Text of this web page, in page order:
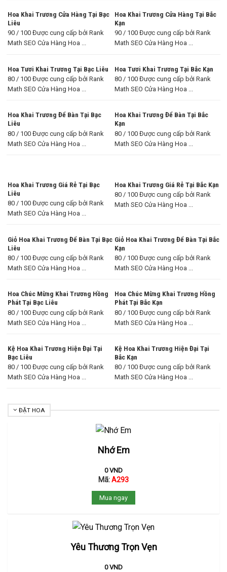
Hoa Khai Trương Cửa Hàng Tại Bạc
Liêu
90 / 100 Được cung cấp bởi Rank
Math SEO Cửa Hàng Hoa ...
Hoa Khai Trương Cửa Hàng Tại Bắc
Kạn
90 / 100 Được cung cấp bởi Rank
Math SEO Cửa Hàng Hoa ...
Hoa Tươi Khai Trương Tại Bạc Liêu
80 / 100 Được cung cấp bởi Rank
Math SEO Cửa Hàng Hoa ...
Hoa Tươi Khai Trương Tại Bắc Kạn
80 / 100 Được cung cấp bởi Rank
Math SEO Cửa Hàng Hoa ...
Hoa Khai Trương Để Bàn Tại Bạc
Liêu
80 / 100 Được cung cấp bởi Rank
Math SEO Cửa Hàng Hoa ...
Hoa Khai Trương Để Bàn Tại Bắc
Kạn
80 / 100 Được cung cấp bởi Rank
Math SEO Cửa Hàng Hoa ...
Hoa Khai Trương Giá Rẻ Tại Bạc
Liêu
80 / 100 Được cung cấp bởi Rank
Math SEO Cửa Hàng Hoa ...
Hoa Khai Trương Giá Rẻ Tại Bắc Kạn
80 / 100 Được cung cấp bởi Rank
Math SEO Cửa Hàng Hoa ...
Giỏ Hoa Khai Trương Để Bàn Tại Bạc
Liêu
80 / 100 Được cung cấp bởi Rank
Math SEO Cửa Hàng Hoa ...
Giỏ Hoa Khai Trương Để Bàn Tại Bắc
Kạn
80 / 100 Được cung cấp bởi Rank
Math SEO Cửa Hàng Hoa ...
Hoa Chúc Mừng Khai Trương Hồng
Phát Tại Bạc Liêu
80 / 100 Được cung cấp bởi Rank
Math SEO Cửa Hàng Hoa ...
Hoa Chúc Mừng Khai Trương Hồng
Phát Tại Bắc Kạn
80 / 100 Được cung cấp bởi Rank
Math SEO Cửa Hàng Hoa ...
Kệ Hoa Khai Trương Hiện Đại Tại
Bạc Liêu
80 / 100 Được cung cấp bởi Rank
Math SEO Cửa Hàng Hoa ...
Kệ Hoa Khai Trương Hiện Đại Tại
Bắc Kạn
80 / 100 Được cung cấp bởi Rank
Math SEO Cửa Hàng Hoa ...
ĐẶT HOA
Nhớ Em
0VND
Mã:A293
Mua ngay
Yêu Thương Trọn Vẹn
0VND